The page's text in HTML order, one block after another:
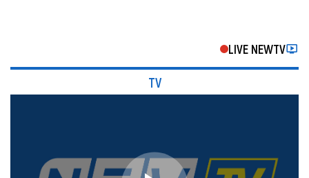
LIVE NEWTV
TV